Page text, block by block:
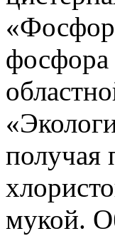
фосфора
получая
мукой.